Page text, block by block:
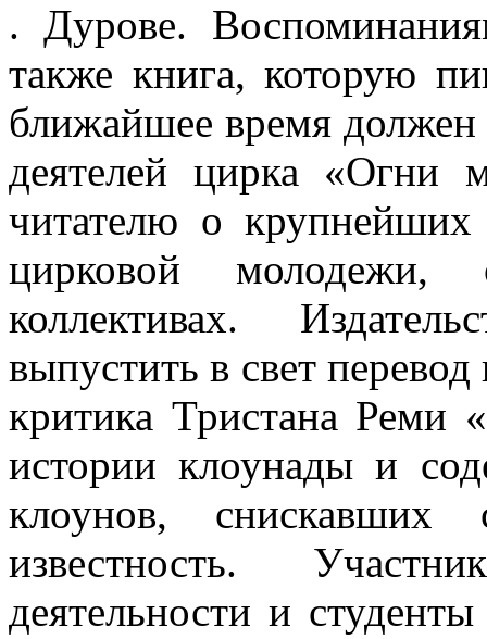
. Дурове.
также книга, которую
ближайшее время
деятелей цирка «Огни
читателю о крупнейших
цирковой молодежи,
коллективах.
выпустить в свет
критика Тристана Реми
истории клоунады и
клоунов, сни­скавших
известность.
деятельности и